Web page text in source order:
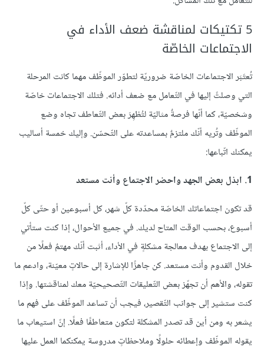
5 تكتيكات لمناقشة ضعف الأداء في
الاجتماعات الخاصّة
تُعتَبَر الاجتماعات الخاصّة ضروريّة لتطوّر الموظّف مهما كانت المرحلة
التي وصلتً إليها في التّعامل مع ضعف أدائه. فتلك الاجتماعات خاصّة
وشخصيّة، كما أنّها فرصةٌ مثاليّة لتُظهِرَ بعض التّعاطف تجاه وضع
الموظّف وتُريه أنّك ملتزمٌ بمساعدته على التّحسّن. وإليك خمسة أساليب
يمكنك اتّباعها:
1. ابذل بعض الجهد واحضر الاجتماع وأنت مستعد
قد تكون اجتماعاتك الخاصّة محدّدة كلّ شهر، كل أسبوعين أو حتّى كلّ
أسبوع، بحسب الوقت المتاح لديك. في جميع الأحوال، إذا كنت ستأتي
إلى الاجتماع بهدف معالجة مشكلةٍ في الأداء، أثبت أنّك مهتمٌ فعلًا من
خلال القدوم وأنت مستعد. كن جاهزًا للإشارة إلى حالاتٍ معيّنة، وادعم ما
تقوله، والأهم أن تجهّز بعض التّعليقات التّصحيحيّة معك لمناقشتها. وإذا
كنت ستشير إلى جوانب التّقصير، فيجب أن تساعد الموظّف على فهم ما
يشعر به ومن أين قد تصدر المشكلة لتكون متعاطفًا فعلًا. إنّ استيعاب ما
يقوله الموظّف وإعطائه حلولًا وملاحظاتٍ مدروسة يمكنكما العمل عليها